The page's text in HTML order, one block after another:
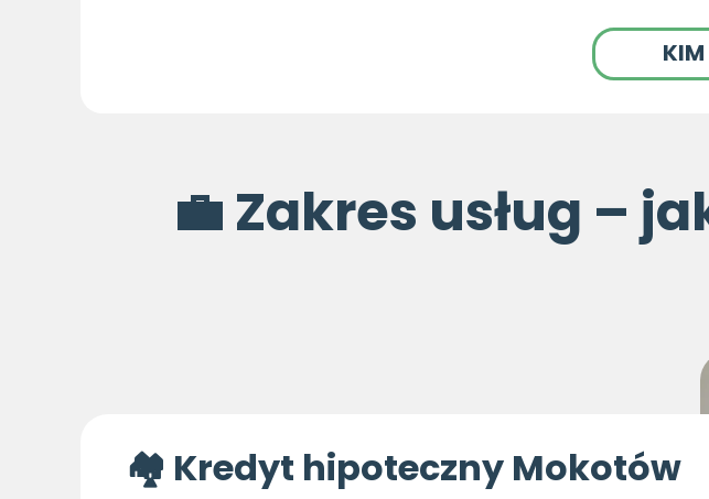
💼 Zakres usług –
🏘 Kredyt hipoteczny Mokotów
KIM